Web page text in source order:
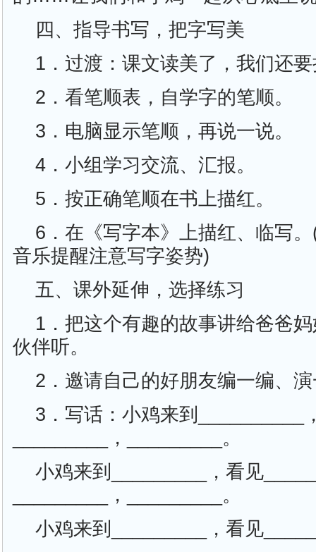
四、指导书写，把字写美
1．过渡：课文读美了，我们还
2．看笔顺表，自学字的笔顺。
3．电脑显示笔顺，再说一说。
4．小组学习交流、汇报。
5．按正确笔顺在书上描红。
6．在《写字本》上描红、临写
音乐提醒注意写字姿势)
五、课外延伸，选择练习
1．把这个有趣的故事讲给爸爸
伙伴听。
2．邀请自己的好朋友编一编、
3．写话：小鸡来到__________
_________，_________。
小鸡来到_________，看见
_________，_________。
小鸡来到_________，看见